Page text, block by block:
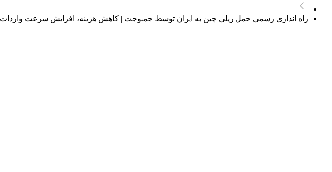
راه اندازی رسمی حمل ریلی چین به ایران توسط جمبوجت | کاهش هزینه، افزایش سرعت واردات